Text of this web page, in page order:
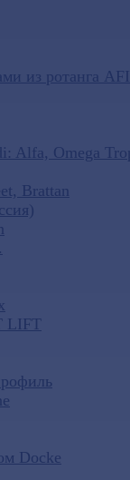
из ротанга
Alfa, Omega
Brattan
LIFT
Docke